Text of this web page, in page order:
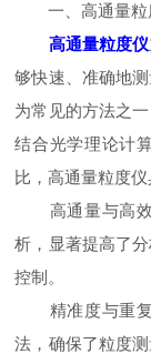
一、高通量粒
高通量粒度仪
够快速、准确地
为常见的方法之
结合光学理论计
比，高通量粒度
高通量与高效
析，显著提高了
控制。
精准度与重复
法，确保了粒度